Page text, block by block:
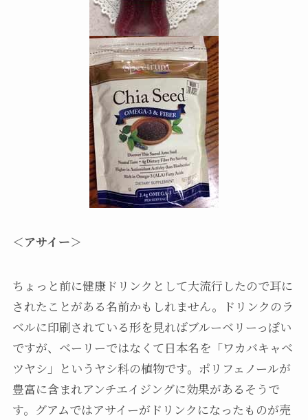
＜アサイー＞
ちょっと前に健康ドリンクとして大流行したので耳に
されたことがある名前かもしれません。ドリンクのラ
ベルに印刷されている形を見ればブルーベリーっぽい
ですが、ベーリーではなくて日本名を「ワカバキャベ
ツヤシ」というヤシ科の植物です。ポリフェノールが
豊富に含まれアンチエイジングに効果があるそうで
す。グアムではアサイーがドリンクになったものが売